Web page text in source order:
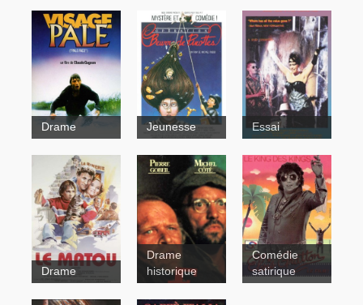
Visage pâle
Drame
Opération
beurre de
pinottes
Jeunesse Memoirs
Essai
Drame
Drame
historique
Comédie
satirique